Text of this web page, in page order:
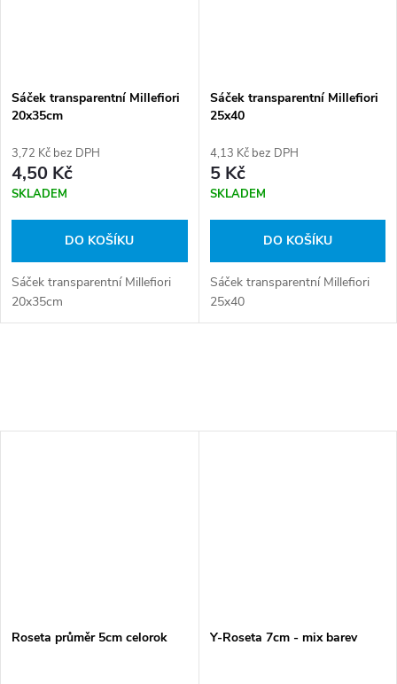
Sáček transparentní Millefiori
20x35cm
3,72 Kč bez DPH
4,50 Kč
SKLADEM
DO KOŠÍKU
Sáček transparentní Millefiori
20x35cm
Sáček transparentní Millefiori
25x40
4,13 Kč bez DPH
5 Kč
SKLADEM
DO KOŠÍKU
Sáček transparentní Millefiori
25x40
Roseta průměr 5cm celorok Y-Roseta 7cm - mix barev